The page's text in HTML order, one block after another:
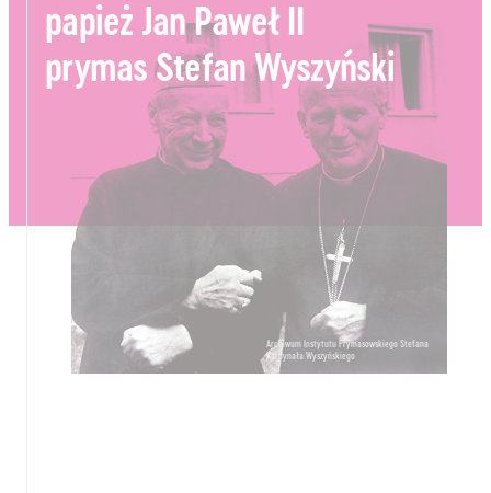
papież Jan Paweł II
prymas Stefan Wyszyński
Archiwum Instytutu Prymasowskiego Stefana
Kardynała Wyszyńskiego